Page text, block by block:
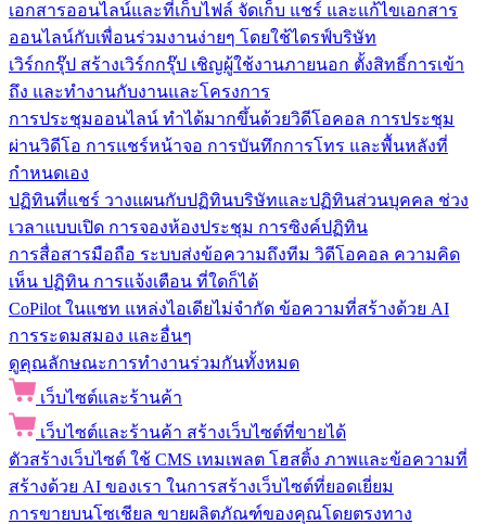
เอกสารออนไลน์และที่เก็บไฟล์ จัดเก็บ แชร์ และแก้ไขเอกสาร
ออนไลน์กับเพื่อนร่วมงานง่ายๆ โดยใช้ไดรฟ์บริษัท
เวิร์กกรุ๊ป สร้างเวิร์กกรุ๊ป เชิญผู้ใช้งานภายนอก ตั้งสิทธิ์การเข้า
ถึง และทำงานกับงานและโครงการ
การประชุมออนไลน์ ทำได้มากขึ้นด้วยวิดีโอคอล การประชุม
ผ่านวิดีโอ การแชร์หน้าจอ การบันทึกการโทร และพื้นหลังที่
กำหนดเอง
ปฏิทินที่แชร์ วางแผนกับปฏิทินบริษัทและปฏิทินส่วนบุคคล ช่วง
เวลาแบบเปิด การจองห้องประชุม การซิงค์ปฏิทิน
การสื่อสารมือถือ ระบบส่งข้อความถึงทีม วิดีโอคอล ความคิด
เห็น ปฏิทิน การแจ้งเตือน ที่ใดก็ได้
CoPilot ในแชท แหล่งไอเดียไม่จำกัด ข้อความที่สร้างด้วย AI
การระดมสมอง และอื่นๆ
ดูคุณลักษณะการทำงานร่วมกันทั้งหมด
เว็บไซต์และร้านค้า
เว็บไซต์และร้านค้า สร้างเว็บไซต์ที่ขายได้
ตัวสร้างเว็บไซต์ ใช้ CMS เทมเพลต โฮสติ้ง ภาพและข้อความที่
สร้างด้วย AI ของเรา ในการสร้างเว็บไซต์ที่ยอดเยี่ยม
การขายบนโซเชียล ขายผลิตภัณฑ์ของคุณโดยตรงทาง